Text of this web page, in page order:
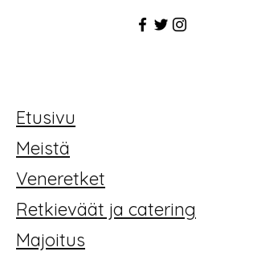
Etusivu
Meistä
Veneretket
Retkieväät ja catering
Majoitus